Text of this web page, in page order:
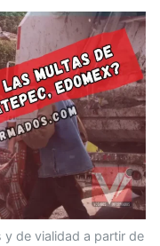
y de vialidad a partir de